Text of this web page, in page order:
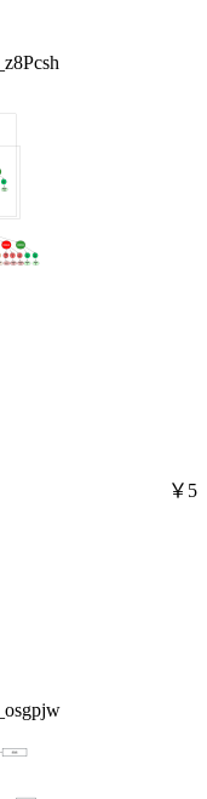
￥5